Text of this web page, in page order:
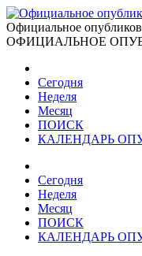
Официальное
ОФИЦИАЛЬНОЕ
Сегодня
Неделя
Месяц
ПОИСК
КАЛЕНДАРЬ
Сегодня
Неделя
Месяц
ПОИСК
КАЛЕНДАРЬ